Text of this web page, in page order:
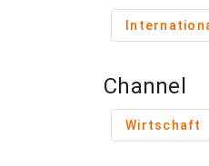
Channel
Wirtschaft